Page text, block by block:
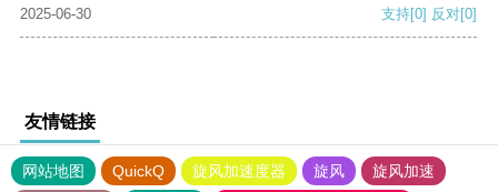
2025-06-30
支持[0] 反对[0]
友情链接
网站地图 QuickQ 旋风加速度器 旋风
旋风加速